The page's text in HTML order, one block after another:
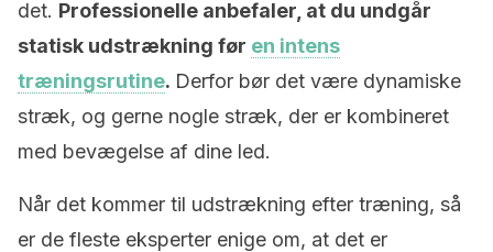
det. Professionelle anbefaler, at du undgår
statisk udstrækning før en intens
træningsrutine. Derfor bør det være dynamiske
stræk, og gerne nogle stræk, der er kombineret
med bevægelse af dine led.
Når det kommer til udstrækning efter træning, så
er de fleste eksperter enige om, at det er